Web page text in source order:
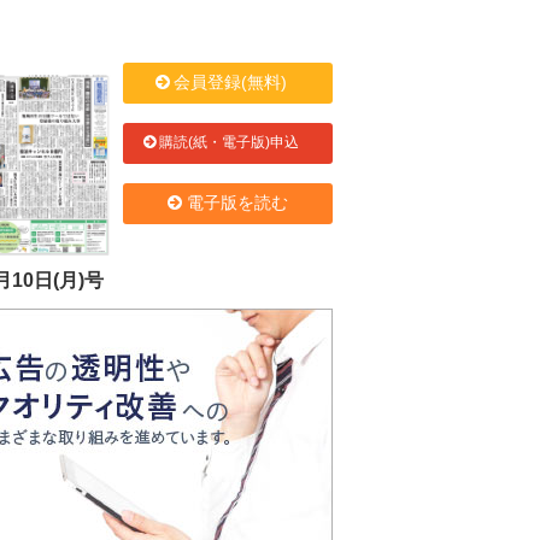
10日(月)号
会員登録(無料)
購読(紙・電子版)申込
電子版を読む